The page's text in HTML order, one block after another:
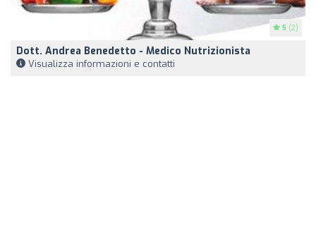
5 (2)
Dott. Andrea Benedetto - Medico Nutrizionista
Visualizza informazioni e contatti